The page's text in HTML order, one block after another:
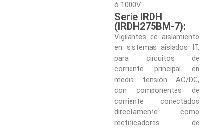
ó 1000V.
Serie IRDH
(IRDH275BM-7):
Vigilantes de aislamiento
en sistemas aislados IT,
para circuitos de
corriente principal en
media tensión AC/DC,
con componentes de
corriente conectados
directamente como
rectificadores de